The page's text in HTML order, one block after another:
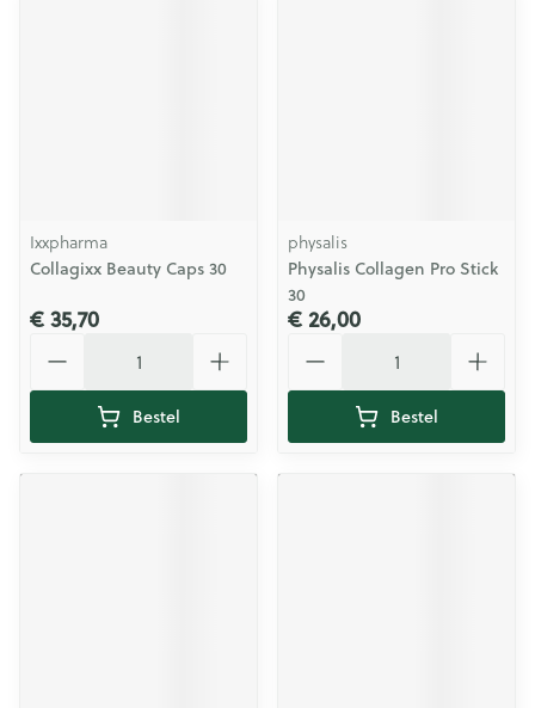
Ixxpharma
Collagixx Beauty Caps 30
€ 35,70
Bestel
physalis
Physalis Collagen Pro Stick
30
€ 26,00
Bestel